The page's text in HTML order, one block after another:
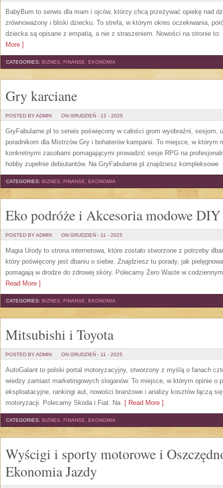
BabyBum to serwis dla mam i ojców, którzy chcą przeżywać opiekę nad
zrównoważony i bliski dziecku. To strefa, w którym okres oczekiwania,
dziecka są opisane z empatią, a nie z straszeniem. Nowości na stronie to:
More ]
CATEGORIES: BIZNES, FINANSE, EKONOMIA
Gry karciane
POSTED BY ADMIN ON GRUDZIEŃ - 12 - 2025
GryFabularne.pl to serwis poświęcony w całości grom wyobraźni, sesjom,
poradnikom dla Mistrzów Gry i bohaterów kampanii. To miejsce, w którym
konkretnymi zasobami pomagającymi prowadzić sesje RPG na
hobby zupełnie debiutantów. Na GryFabularne.pl znajdziesz kompleksowe
CATEGORIES: BIZNES, FINANSE, EKONOMIA
Eko podróże i Akcesoria modowe DIY
POSTED BY ADMIN ON GRUDZIEŃ - 11 - 2025
Magia Urody to strona internetowa, które zostało stworzone z potrzeby
który poświęcony jest dbaniu o siebie. Znajdziesz tu porady, jak
pomagają w drodze do zdrowej skóry. Polecamy Zero Waste w
Read More ]
CATEGORIES: BIZNES, FINANSE, EKONOMIA
Mitsubishi i Toyota
POSTED BY ADMIN ON GRUDZIEŃ - 11 - 2025
AutoGalant to polski portal motoryzacyjny, stworzony z myślą o fanach
wiedzy zamiast marketingowych sloganów. To miejsce, w którym opinie o
eksploatacyjne, rankingi aut, nowości branżowe i analizy kosztów łączą
motoryzacji. Polecamy Skoda i Fiat. Na[ Read More ]
CATEGORIES: BIZNES, FINANSE, EKONOMIA
Wyścigi i sporty motorowe i
Ekonomia Jazdy